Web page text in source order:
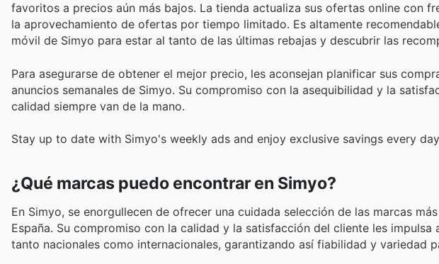
favoritos a precios aún más bajos. La tienda actualiza sus ofertas online con
la aprovechamiento de ofertas por tiempo limitado. Es altamente
móvil de Simyo para estar al tanto de las últimas rebajas y descubrir las
Para asegurarse de obtener el mejor precio, les aconsejan planificar sus
anuncios semanales de Simyo. Su compromiso con la asequibilidad y la
calidad siempre van de la mano.
Stay up to date with Simyo's weekly ads and enjoy exclusive savings every
¿Qué marcas puedo encontrar en Simyo?
En Simyo, se enorgullecen de ofrecer una cuidada selección de las marcas
España. Su compromiso con la calidad y la satisfacción del cliente les
tanto nacionales como internacionales, garantizando así fiabilidad y variedad